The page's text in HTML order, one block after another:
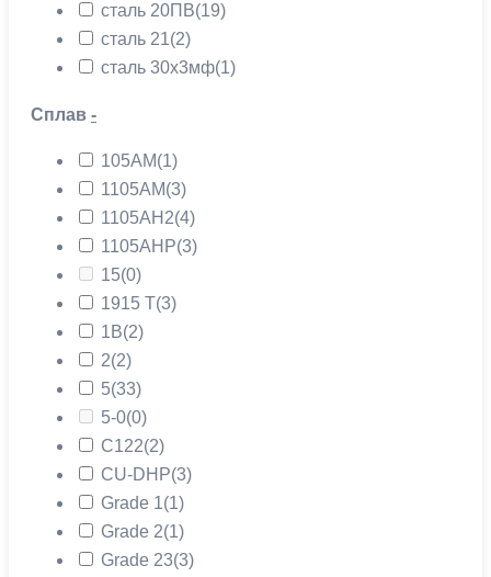
сталь 20ПВ(19)
сталь 21(2)
сталь 30х3мф(1)
Сплав -
105АМ(1)
1105АМ(3)
1105АН2(4)
1105АНР(3)
15(0)
1915 Т(3)
1В(2)
2(2)
5(33)
5-0(0)
C122(2)
CU-DHP(3)
Grade 1(1)
Grade 2(1)
Grade 23(3)